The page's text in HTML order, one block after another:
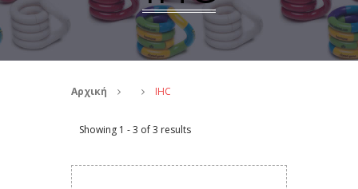
Αρχική IHC
Showing 1 - 3 of 3 results